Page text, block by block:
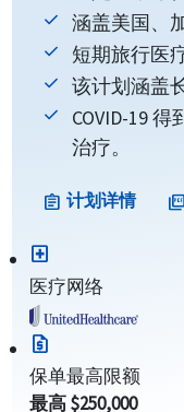
涵盖美国、
短期旅行医
该计划涵盖
COVID-19
治疗。
assignment 计划详情 picture_as_pdf
local_hospital
医疗网络
request_quote
保单最高限额
最高 $250,000